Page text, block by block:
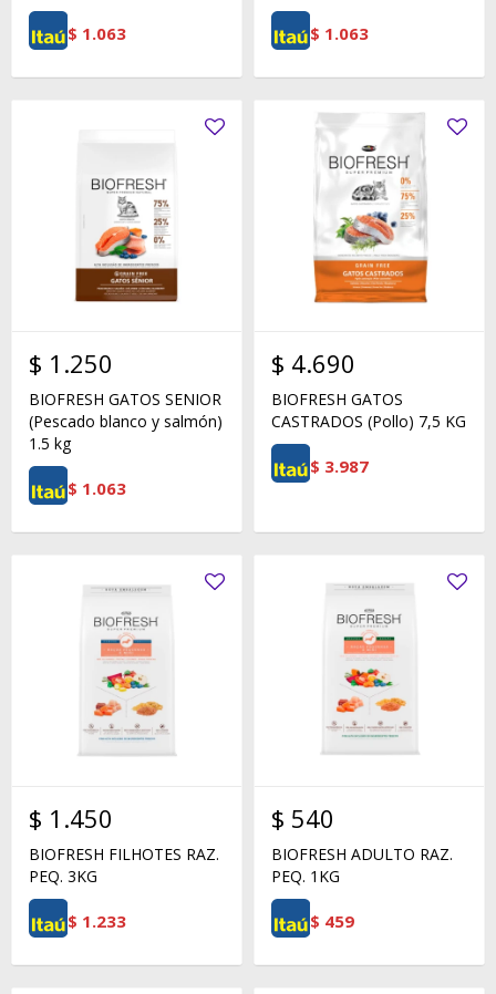
$ 1.063 $ 1.063
$ 1.250
BIOFRESH GATOS SENIOR
(Pescado blanco y salmón)
1.5 kg
$ 1.063
$ 4.690
BIOFRESH GATOS
CASTRADOS (Pollo) 7,5 KG
$ 3.987
$ 1.450
BIOFRESH FILHOTES RAZ.
PEQ. 3KG
$ 1.233
$ 540
BIOFRESH ADULTO RAZ.
PEQ. 1KG
$ 459